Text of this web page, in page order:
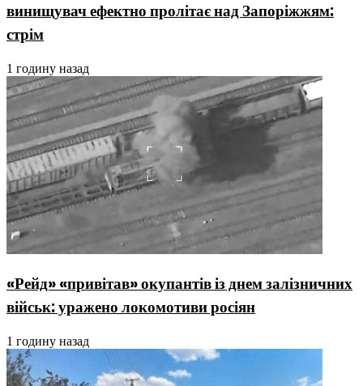
винищувач ефектно пролітає над Запоріжжям:
стрім
1 годину назад
«Рейд» «привітав» окупантів із днем залізничних
військ: уражено локомотиви росіян
1 годину назад